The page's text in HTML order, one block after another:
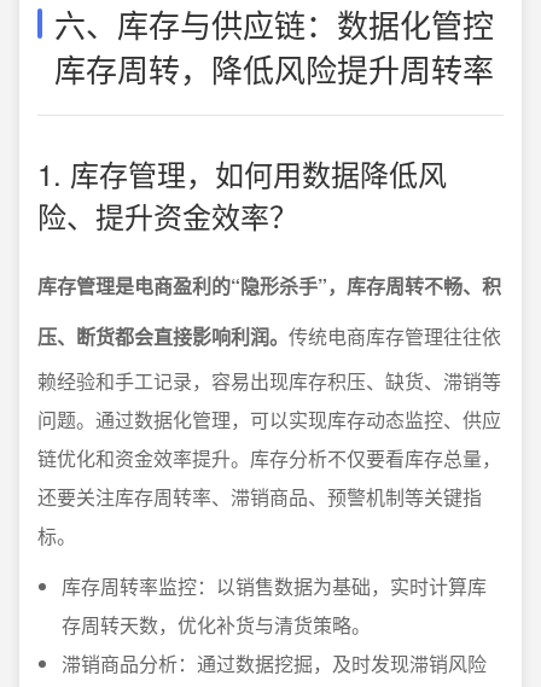
六、库存与供应链：数据化管控
库存周转，降低风险提升周转率
1. 库存管理，如何用数据降低风
险、提升资金效率？
库存管理是电商盈利的“隐形杀手”，库存周转不畅、积
压、断货都会直接影响利润。 传统电商库存管理往往依
赖经验和手工记录，容易出现库存积压、缺货、滞销等
问题。通过数据化管理，可以实现库存动态监控、供应
链优化和资金效率提升。库存分析不仅要看库存总量，
还要关注库存周转率、滞销商品、预警机制等关键指
标。
库存周转率监控：以销售数据为基础，实时计算库
存周转天数，优化补货与清货策略。
滞销商品分析：通过数据挖掘，及时发现滞销风险